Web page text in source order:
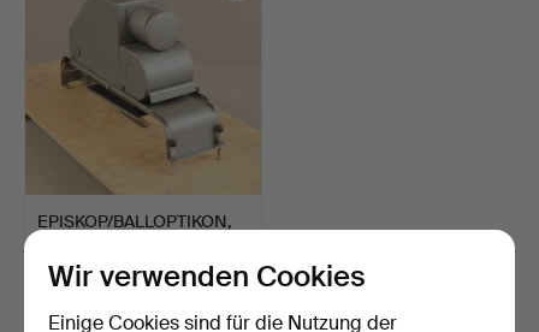
EPISKOP/BALLOPTIKON,
1 Tag
53 USD
Wir verwenden Cookies
Einige Cookies sind für die Nutzung der